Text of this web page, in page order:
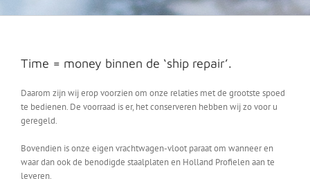
Time = money binnen de ‘ship repair’.
Daarom zijn wij erop voorzien om onze relaties met de grootste spoed
te bedienen. De voorraad is er, het conserveren hebben wij zo voor u
geregeld.
Bovendien is onze eigen vrachtwagen-vloot paraat om wanneer en
waar dan ook de benodigde staalplaten en Holland Profielen aan te
leveren.